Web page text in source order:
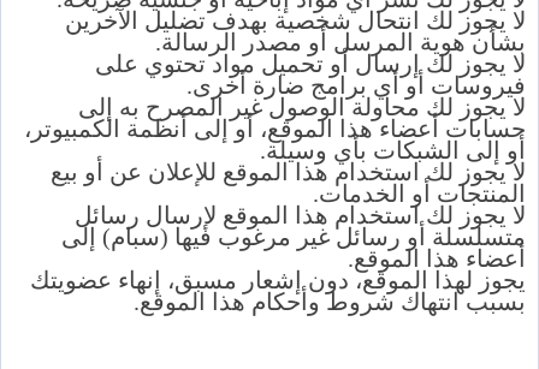
لا يجوز لك انتحال شخصية بهدف تضليل الآخرين
بشأن هوية المرسل أو مصدر الرسالة.
لا يجوز لك إرسال أو تحميل مواد تحتوي على
فيروسات أو أي برامج ضارة أخرى.
لا يجوز لك محاولة الوصول غير المصرح به إلى
حسابات أعضاء هذا الموقع، أو إلى أنظمة الكمبيوتر،
أو إلى الشبكات بأي وسيلة.
لا يجوز لك استخدام هذا الموقع للإعلان عن أو بيع
المنتجات أو الخدمات.
لا يجوز لك استخدام هذا الموقع لإرسال رسائل
متسلسلة أو رسائل غير مرغوب فيها (سبام) إلى
أعضاء هذا الموقع.
يجوز لهذا الموقع، دون إشعار مسبق، إنهاء عضويتك
بسبب انتهاك شروط وأحكام هذا الموقع.